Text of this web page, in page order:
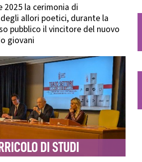
2025 la cerimonia di
allori poetici, durante la
pubblico il vincitore del nuovo
giovani
DI STUDI